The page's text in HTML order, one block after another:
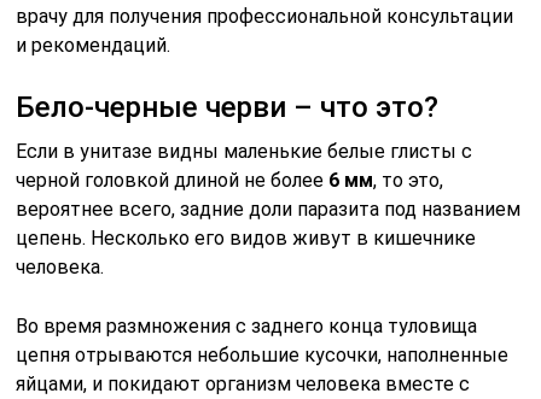
врачу для получения профессиональной консультации
и рекомендаций.
Бело-черные черви – что это?
Если в унитазе видны маленькие белые глисты с
черной головкой длиной не более 6 мм, то это,
вероятнее всего, задние доли паразита под названием
цепень. Несколько его видов живут в кишечнике
человека.
Во время размножения с заднего конца туловища
цепня отрываются небольшие кусочки, наполненные
яйцами, и покидают организм человека вместе с